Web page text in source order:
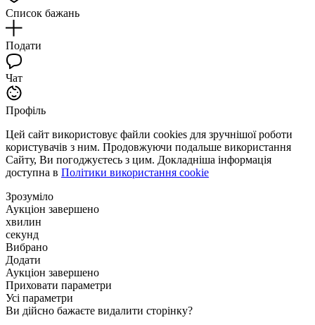
Список бажань
Подати
Чат
Профіль
Цей сайт використовує файли cookies для зручнішої роботи
користувачів з ним. Продовжуючи подальше використання
Сайту, Ви погоджуєтесь з цим. Докладніша інформація
доступна в Політики використання cookie
Зрозуміло
Аукціон завершено
хвилин
секунд
Вибрано
Додати
Аукціон завершено
Приховати параметри
Усі параметри
Ви дійсно бажаєте видалити сторінку?